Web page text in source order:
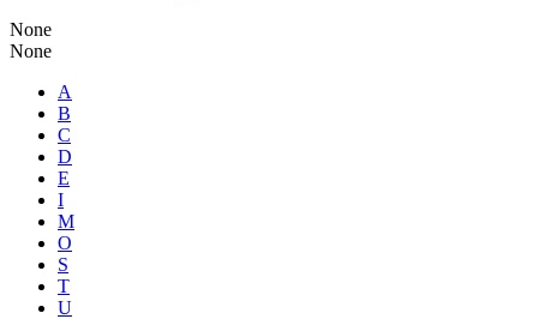
None
None
A
B
C
D
E
I
M
O
S
T
U